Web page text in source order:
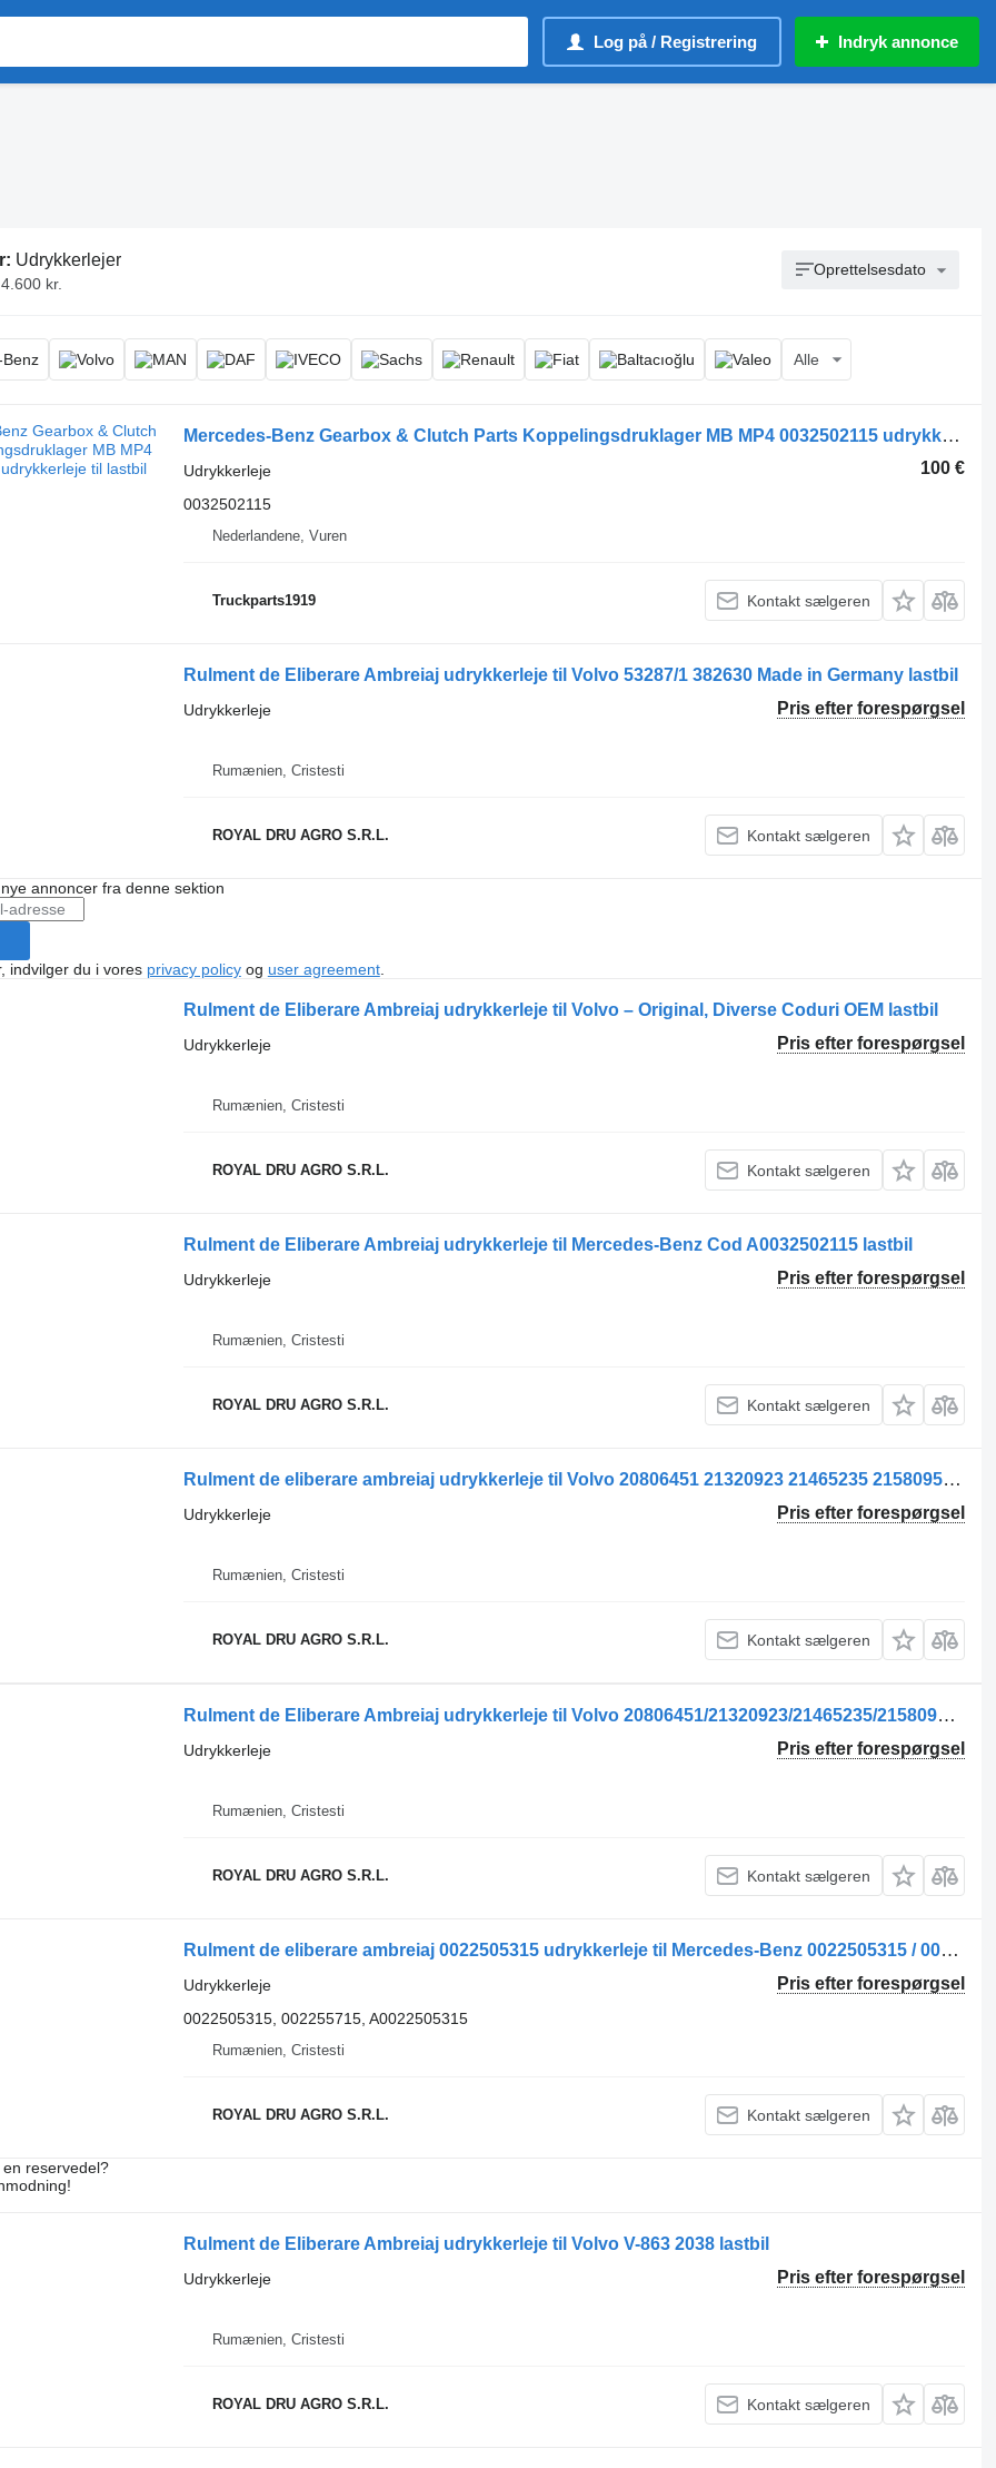
Log på / Registrering Indryk annonce
Udrykkerlejer
kr.
Oprettelsesdato
Alle
Mercedes-Benz Gearbox & Clutch Parts Koppelingsdruklager MB MP4 0032502115 udrykkerleje til lastbil
100 €
Udrykkerleje
0032502115
Nederlandene, Vuren
Truckparts1919 Kontakt sælgeren
Rulment de Eliberare Ambreiaj udrykkerleje til Volvo 53287/1 382630 Made in Germany lastbil
Pris efter forespørgsel
Udrykkerleje
Rumænien, Cristesti
ROYAL DRU AGRO S.R.L. Kontakt sælgeren
annoncer fra denne sektion
indvilger du i vores privacy policyog user agreement.
Rulment de Eliberare Ambreiaj udrykkerleje til Volvo – Original, Diverse Coduri OEM lastbil
Pris efter forespørgsel
Udrykkerleje
Rumænien, Cristesti
ROYAL DRU AGRO S.R.L. Kontakt sælgeren
Rulment de Eliberare Ambreiaj udrykkerleje til Mercedes-Benz Cod A0032502115 lastbil
Pris efter forespørgsel
Udrykkerleje
Rumænien, Cristesti
ROYAL DRU AGRO S.R.L. Kontakt sælgeren
Rulment de eliberare ambreiaj udrykkerleje til Volvo 20806451 21320923 21465235 21580956 22429963 85003685 85013166 22809232 23417523 7421580956 7421580968 85020472 lastbil
Pris efter forespørgsel
Udrykkerleje
Rumænien, Cristesti
ROYAL DRU AGRO S.R.L. Kontakt sælgeren
Rulment de Eliberare Ambreiaj udrykkerleje til Volvo 20806451/21320923/21465235/21580956/22429963/85003685/85013166/22809232/23417523/7421580956/7421580968/85020472 lastbil
Pris efter forespørgsel
Udrykkerleje
Rumænien, Cristesti
ROYAL DRU AGRO S.R.L. Kontakt sælgeren
Rulment de eliberare ambreiaj 0022505315 udrykkerleje til Mercedes-Benz 0022505315 / 002255715 / A0022505315 lastbil
Pris efter forespørgsel
Udrykkerleje
0022505315, 002255715, A0022505315
Rumænien, Cristesti
ROYAL DRU AGRO S.R.L. Kontakt sælgeren
reservedel?
Rulment de Eliberare Ambreiaj udrykkerleje til Volvo V-863 2038 lastbil
Pris efter forespørgsel
Udrykkerleje
Rumænien, Cristesti
ROYAL DRU AGRO S.R.L. Kontakt sælgeren